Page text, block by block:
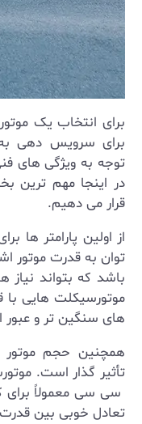
برای انتخاب یک
برای سرویس دهی به
توجه به ویژگی ‌های
در اینجا مهم ترین
قرار می دهیم.
از اولین پارامتر ها
توان به قدرت موتور
باشد که بتواند
موتورسیکلت‌ هایی با
های سنگین‌ تر و عبور
همچنین حجم موتور
تأثیر گذار است.
سی‌ سی معمولاً برای
تعادل خوبی بین